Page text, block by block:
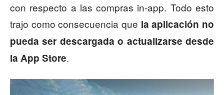
con respecto a las compras in-app. Todo esto
trajo como consecuencia que la aplicación no
pueda ser descargada o actualizarse desde
la App Store.